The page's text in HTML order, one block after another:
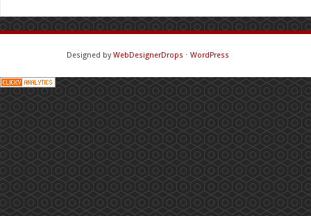
Designed byWebDesignerDrops ⋅ WordPress